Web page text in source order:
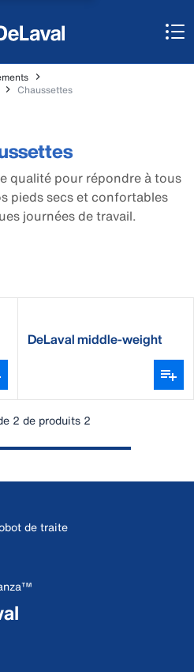
Chaussettes
qualité pour répondre à tous
pieds secs et confortables
journées de travail.
DeLaval middle-weight
2 de produits 2
de traite